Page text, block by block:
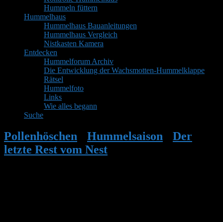
Hummeln füttern
Hummelhaus
Hummelhaus Bauanleitungen
Hummelhaus Vergleich
Nistkasten Kamera
Entdecken
Hummelforum Archiv
Die Entwicklung der Wachsmotten-Hummelklappe
Rätsel
Hummelfoto
Links
Wie alles begann
Suche
Pollenhöschen Hummelsaison
Der
letzte Rest vom Nest